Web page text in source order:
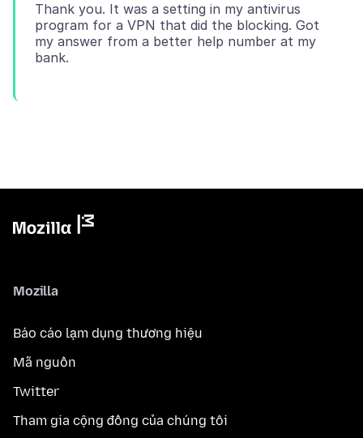
Thank you. It was a setting in my antivirus
program for a VPN that did the blocking. Got
my answer from a better help number at my
Mozilla
Báo cáo lạm dụng thương hiệu
Mã nguồn
Twitter
Tham gia cộng đồng của chúng tôi